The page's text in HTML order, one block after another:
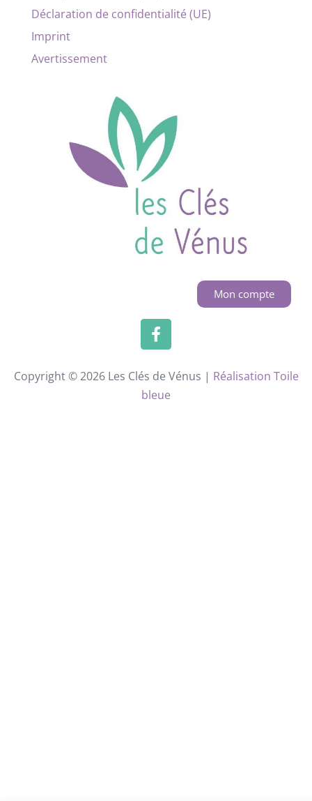
Déclaration de confidentialité (UE)
Imprint
Avertissement
Mon compte
Copyright © 2026 Les Clés de Vénus | Réalisation Toile
bleue